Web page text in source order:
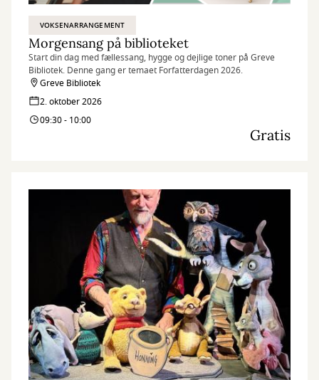
VOKSENARRANGEMENT
Morgensang på biblioteket
Start din dag med fællessang, hygge og dejlige toner på Greve
Bibliotek. Denne gang er temaet Forfatterdagen 2026.
Greve Bibliotek
2. oktober 2026
09:30 - 10:00
Gratis